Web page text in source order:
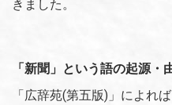
きました。
「新聞」という語の起源・
「広辞苑(第五版)」によれ